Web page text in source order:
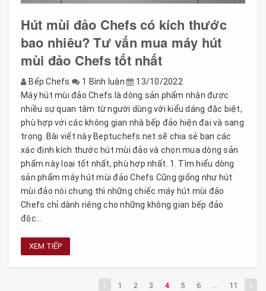
Hút mùi đảo Chefs có kích thước
bao nhiêu? Tư vấn mua máy hút
mùi đảo Chefs tốt nhất
Bếp Chefs 1 Bình luận
13/10/2022
Máy hút mùi đảo Chefs là dòng sản phẩm nhận được
nhiều sự quan tâm từ người dùng với kiểu dáng đặc biệt,
phù hợp với các không gian nhà bếp đảo hiện đại và sang
trọng. Bài viết này Beptuchefs.net sẽ chia sẻ bạn các
xác định kích thước hút mùi đảo và chọn mua dòng sản
phẩm này loại tốt nhất, phù hợp nhất. 1. Tìm hiểu dòng
sản phẩm máy hút mùi đảo Chefs Cũng giống như hút
mùi đảo nói chung thì những chiếc máy hút mùi đảo
Chefs chỉ dành riêng cho những không gian bếp đảo
độc...
XEM TIẾP
1 2 3 4 5 6 ... 11